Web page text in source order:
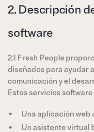
2. Descripción
software
2.1 Fresh People
diseñados para ayudar
comunicación y el
Estos servicios
Una aplicación web
Un asistente virtual